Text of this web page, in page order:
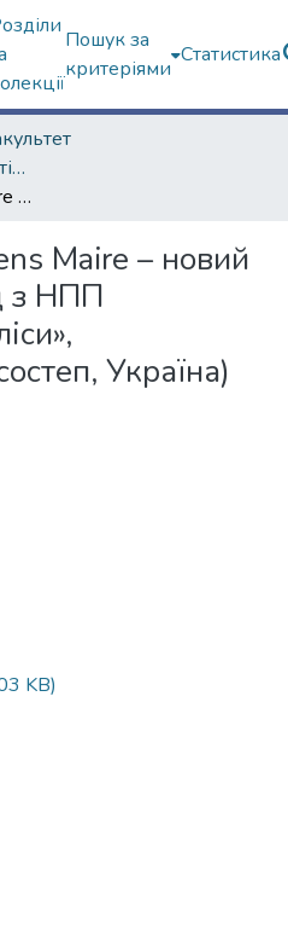
Пошук за
критеріями
Статистика
Наукові роботи студентів та аспірантів. Біологічний факультет
Lepiota griseovirens Maire – новий для України вид з НПП «Гомільшанські ліси», (Харківський Лісостеп, Україна)
Maire – новий
з НПП
Україна)
KB)